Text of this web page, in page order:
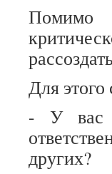
Помимо
Для
- У вас
других?